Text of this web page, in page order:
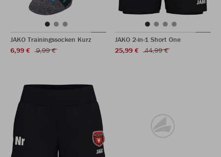
JAKO Trainingssocken Kurz
6,99 €
9,99 €
JAKO 2-in-1 Short One
25,99 €
44,99 €